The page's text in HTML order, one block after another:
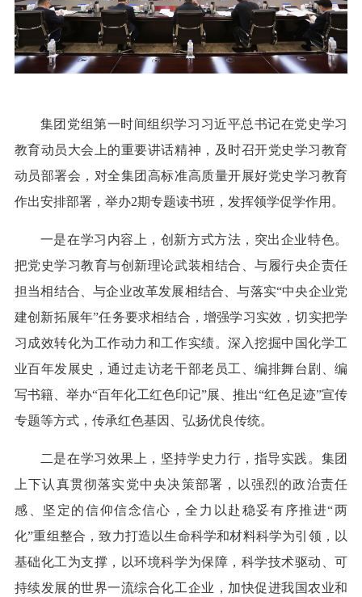
集团党组第一时间组织学习习近平总书记在党史学习
教育动员大会上的重要讲话精神，及时召开党史学习教育
动员部署会，对全集团高标准高质量开展好党史学习教育
作出安排部署，举办2期专题读书班，发挥领学促学作用。
一是在学习内容上，创新方式方法，突出企业特色。
把党史学习教育与创新理论武装相结合、与履行央企责任
担当相结合、与企业改革发展相结合、与落实“中央企业党
建创新拓展年”任务要求相结合，增强学习实效，切实把学
习成效转化为工作动力和工作实绩。深入挖掘中国化学工
业百年发展史，通过走访老干部老员工、编排舞台剧、编
写书籍、举办“百年化工红色印记”展、推出“红色足迹”宣传
专题等方式，传承红色基因、弘扬优良传统。
二是在学习效果上，坚持学史力行，指导实践。集团
上下认真贯彻落实党中央决策部署，以强烈的政治责任
感、坚定的信仰信念信心，全力以赴稳妥有序推进“两
化”重组整合，致力打造以生命科学和材料科学为引领，以
基础化工为支撑，以环境科学为保障，科学技术驱动、可
持续发展的世界一流综合化工企业，加快促进我国农业和